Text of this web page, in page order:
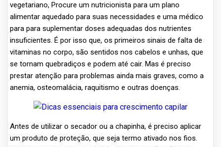
vegetariano, Procure um nutricionista para um plano
alimentar aquedado para suas necessidades e uma médico
para para suplementar doses adequadas dos nutrientes
insuficientes. É por isso que, os primeiros sinais de falta de
vitaminas no corpo, são sentidos nos cabelos e unhas, que
se tornam quebradiços e podem até cair. Mas é preciso
prestar atenção para problemas ainda mais graves, como a
anemia, osteomalácia, raquitismo e outras doenças.
Antes de utilizar o secador ou a chapinha, é preciso aplicar
um produto de proteção, que seja termo ativado nos fios.